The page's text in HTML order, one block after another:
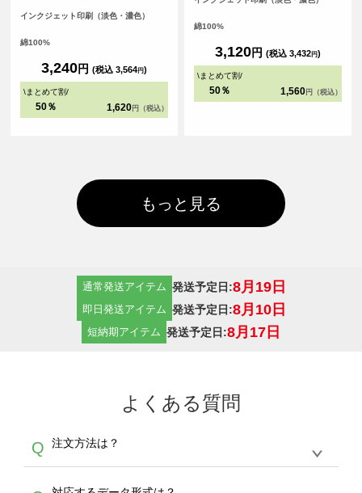
インクジェット印刷（淡色・濃色）
綿100%
3,240円 (税込 3,564円)
\まとめて割/
50％ 1,620 円（税込）
綿100%
3,120円 (税込 3,432円)
\まとめて割/
50％ 1,560 円（税込）
もっと見る
通常発送アイテム 発送予定日:8月19日
即日発送アイテム 発送予定日:8月10日
短納期アイテム 発送予定日:8月17日
よくある質問
Q 注文方法は？